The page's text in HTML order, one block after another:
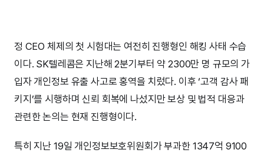
정 CEO 체제의 첫 시험대는 여전히 진행형인 해킹 사태 수습
이다. SK텔레콤은 지난해 2분기부터 약 2300만 명 규모의 가
입자 개인정보 유출 사고로 홍역을 치렀다. 이후 ‘고객 감사 패
키지’를 시행하며 신뢰 회복에 나섰지만 보상 및 법적 대응과
관련한 논의는 현재 진행형이다.
특히 지난 19일 개인정보보호위원회가 부과한 1347억 9100